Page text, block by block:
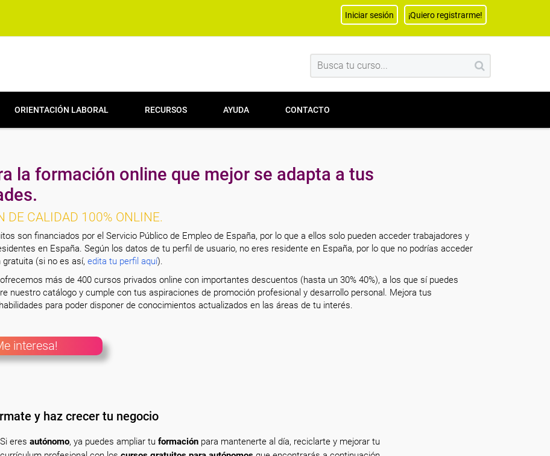
Iniciar sesión ¡Quiero registrarme!
ORIENTACIÓN LABORAL RECURSOS AYUDA CONTACTO
la formación online que mejor se adapta a tus
DE CALIDAD 100% ONLINE.
son financiados por el Servicio Público de Empleo de España, por lo que a ellos solo pueden acceder trabajadores y
en España. Según los datos de tu perfil de usuario, no eres residente en España, por lo que no podrías acceder
(si no es así, edita tu perfil aquí).
más de 400 cursos privados online con importantes descuentos (hasta un 30% 40%), a los que sí puedes
nuestro catálogo y cumple con tus aspiraciones de promoción profesional y desarrollo personal. Mejora tus
para poder disponer de conocimientos actualizados en las áreas de tu interés.
interesa!
y haz crecer tu negocio
Si eres autónomo, ya puedes ampliar tu formación para mantenerte al día, reciclarte y mejorar tu